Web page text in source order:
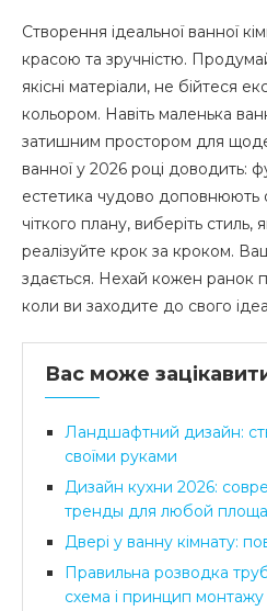
Створення ідеальної ванної
красою та зручністю.
якісні матеріали, не бійтеся
кольором. Навіть маленька
затишним простором для
ванної у 2026 році доводить:
естетика чудово доповнюють
чіткого плану, виберіть
реалізуйте крок за кроком.
здається. Нехай кожен ранок
коли ви заходите до свого
Вас може
Ландшафтний дизайн:
своїми руками
Дизайн кухни 2026:
тренды для любой
Двері у ванну кімнату:
Правильна розводка труб
схема і принцип монтажу